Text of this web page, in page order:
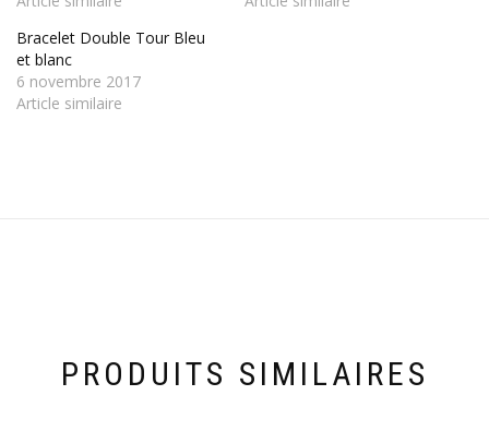
Bracelet Double Tour Bleu
et blanc
6 novembre 2017
Article similaire
PRODUITS SIMILAIRES